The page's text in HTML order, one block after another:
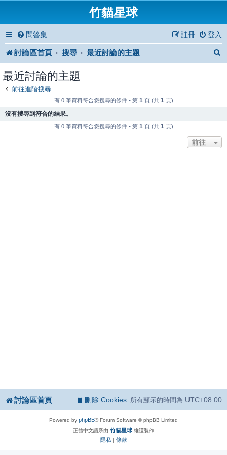
竹貓星球
問答集 登入
註冊
討論區首頁 搜尋 最近討論的主題
最近討論的主題
前往進階搜尋
有 0 筆資料符合您搜尋的條件 • 第 1 頁 (共 1 頁)
沒有搜尋到符合的結果。
有 0 筆資料符合您搜尋的條件 • 第 1 頁 (共 1 頁)
前往
討論區首頁 所有顯示的時間為 UTC+08:00
刪除 Cookies
Powered by phpBB® Forum Software © phpBB Limited
正體中文語系由 竹貓星球 維護製作
隱私 | 條款